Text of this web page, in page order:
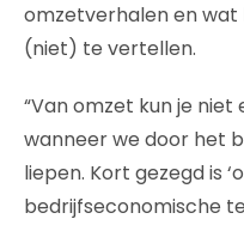
omzetverhalen en
(niet) te vertellen.
“Van omzet kun je niet
wanneer we door het
liepen. Kort gezegd is
bedrijfseconomische